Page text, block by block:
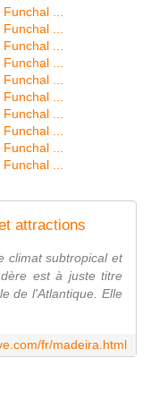
attractions
climat subtropical et
est à juste titre
de l'Atlantique. Elle
fr/madeira.html